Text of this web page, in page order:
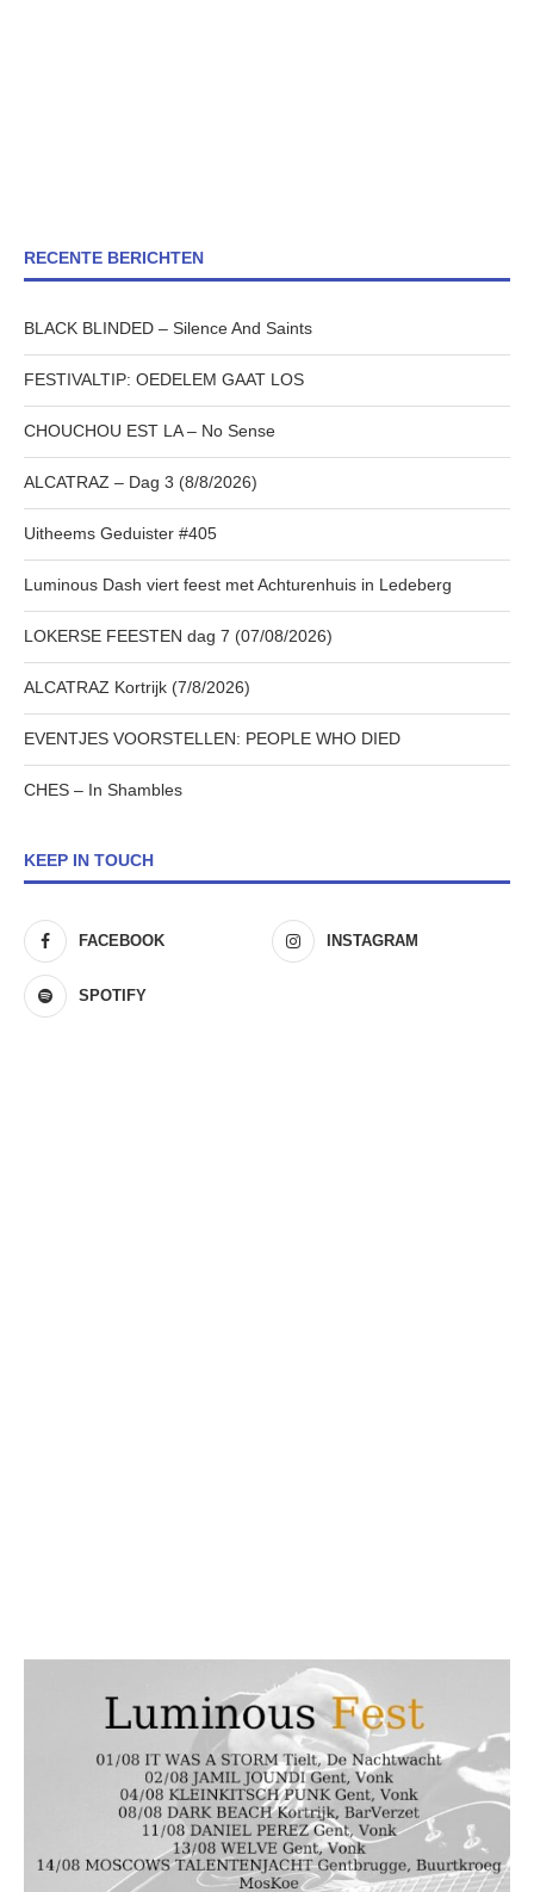
RECENTE BERICHTEN
BLACK BLINDED – Silence And Saints
FESTIVALTIP: OEDELEM GAAT LOS
CHOUCHOU EST LA – No Sense
ALCATRAZ – Dag 3 (8/8/2026)
Uitheems Geduister #405
Luminous Dash viert feest met Achturenhuis in Ledeberg
LOKERSE FEESTEN dag 7 (07/08/2026)
ALCATRAZ Kortrijk (7/8/2026)
EVENTJES VOORSTELLEN: PEOPLE WHO DIED
CHES – In Shambles
KEEP IN TOUCH
FACEBOOK INSTAGRAM
SPOTIFY